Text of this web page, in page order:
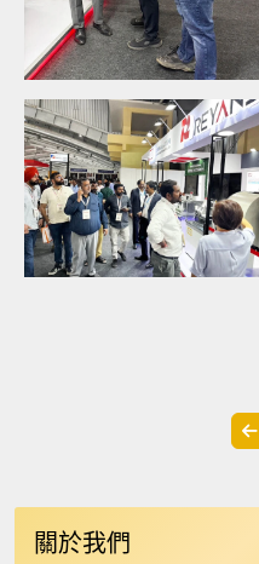
關於我們